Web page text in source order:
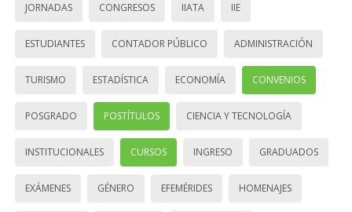
JORNADAS CONGRESOS IIATA IIE
ESTUDIANTES CONTADOR PÚBLICO ADMINISTRACIÓN
TURISMO ESTADÍSTICA ECONOMÍA CONVENIOS
POSGRADO POSTÍTULOS CIENCIA Y TECNOLOGÍA
INSTITUCIONALES CURSOS INGRESO GRADUADOS
EXÁMENES GÉNERO EFEMÉRIDES HOMENAJES